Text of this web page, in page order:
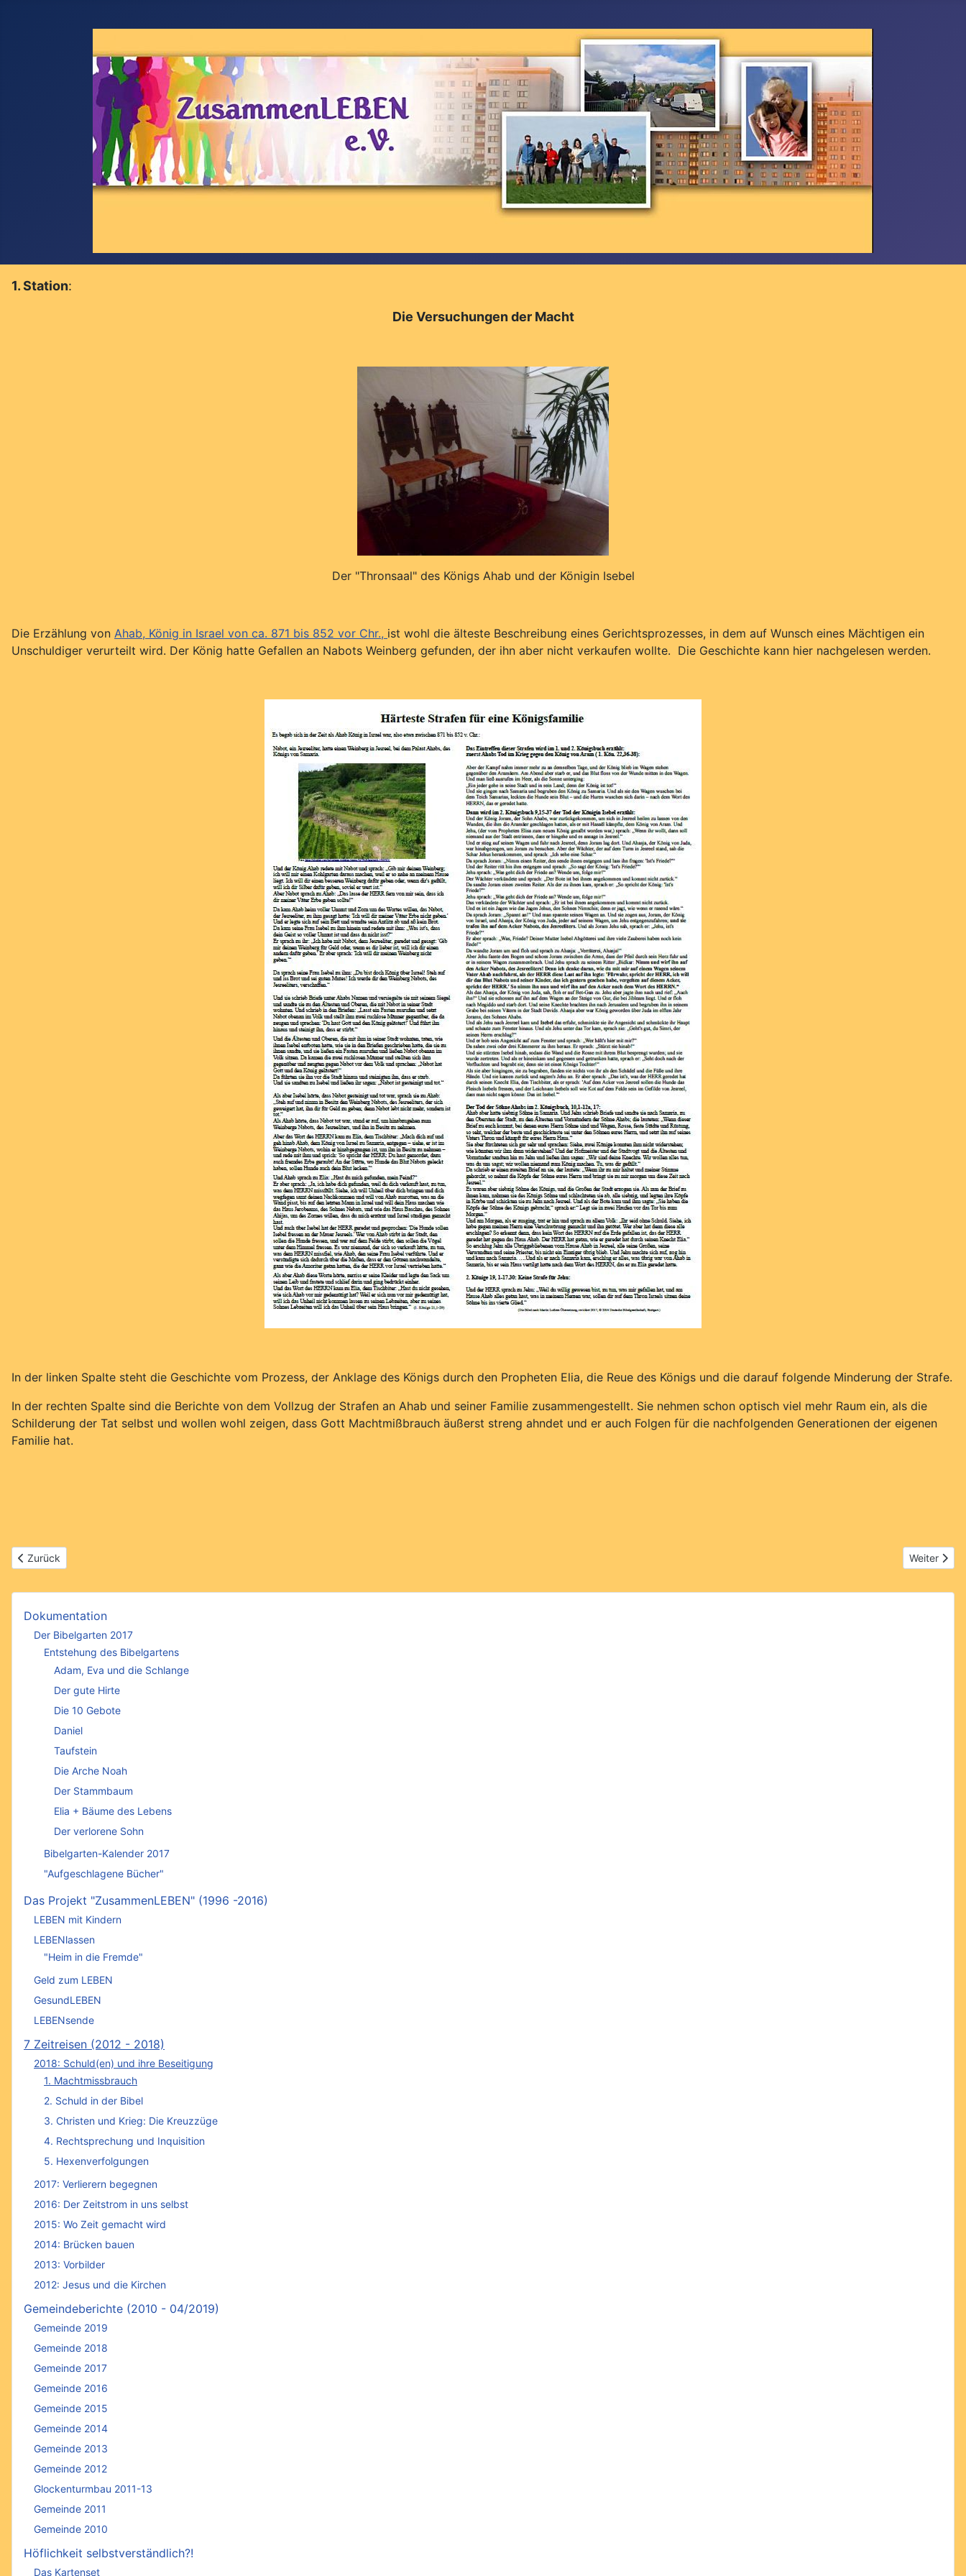
1. Station:
Die Versuchungen der Macht
Der "Thronsaal" des Königs Ahab und der Königin Isebel
Die Erzählung von Ahab, König in Israel von ca. 871 bis 852 vor Chr., ist wohl die älteste Beschreibung eines Gerichtsprozesses, in dem auf Wunsch eines Mächtigen ein
Unschuldiger verurteilt wird. Der König hatte Gefallen an Nabots Weinberg gefunden, der ihn aber nicht verkaufen wollte. Die Geschichte kann hier nachgelesen werden.
In der linken Spalte steht die Geschichte vom Prozess, der Anklage des Königs durch den Propheten Elia, die Reue des Königs und die darauf folgende Minderung der Strafe.
In der rechten Spalte sind die Berichte von dem Vollzug der Strafen an Ahab und seiner Familie zusammengestellt. Sie nehmen schon optisch viel mehr Raum ein, als die
Schilderung der Tat selbst und wollen wohl zeigen, dass Gott Machtmißbrauch äußerst streng ahndet und er auch Folgen für die nachfolgenden Generationen der eigenen
Familie hat.
Vorheriger Beitrag: 2. Schuld in der Bibel
Zurück Nächster
Weiter
Dokumentation
Der Bibelgarten 2017
Entstehung des Bibelgartens
Adam, Eva und die Schlange
Der gute Hirte
Die 10 Gebote
Daniel
Taufstein
Die Arche Noah
Der Stammbaum
Elia + Bäume des Lebens
Der verlorene Sohn
Bibelgarten-Kalender 2017
"Aufgeschlagene Bücher"
Das Projekt "ZusammenLEBEN" (1996 -2016)
LEBEN mit Kindern
LEBENlassen
"Heim in die Fremde"
Geld zum LEBEN
GesundLEBEN
LEBENsende
7 Zeitreisen (2012 - 2018)
2018: Schuld(en) und ihre Beseitigung
1. Machtmissbrauch
2. Schuld in der Bibel
3. Christen und Krieg: Die Kreuzzüge
4. Rechtsprechung und Inquisition
5. Hexenverfolgungen
2017: Verlierern begegnen
2016: Der Zeitstrom in uns selbst
2015: Wo Zeit gemacht wird
2014: Brücken bauen
2013: Vorbilder
2012: Jesus und die Kirchen
Gemeindeberichte (2010 - 04/2019)
Gemeinde 2019
Gemeinde 2018
Gemeinde 2017
Gemeinde 2016
Gemeinde 2015
Gemeinde 2014
Gemeinde 2013
Gemeinde 2012
Glockenturmbau 2011-13
Gemeinde 2011
Gemeinde 2010
Höflichkeit selbstverständlich?!
Das Kartenset